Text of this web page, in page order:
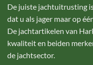
De juiste jachtuitrusting
dat u als jager maar op
De jachtartikelen van
kwaliteit en beiden
de jachtsector.